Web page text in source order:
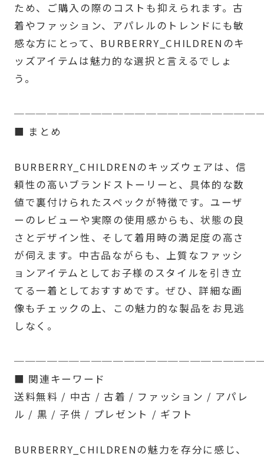
ため、ご購入の際のコストも抑えられます。古
着やファッション、アパレルのトレンドにも敏
感な方にとって、BURBERRY_CHILDRENのキ
ッズアイテムは魅力的な選択と言えるでしょ
う。
■ まとめ
BURBERRY_CHILDRENのキッズウェアは、信
頼性の高いブランドストーリーと、具体的な数
値で裏付けられたスペックが特徴です。ユーザ
ーのレビューや実際の使用感からも、状態の良
さとデザイン性、そして着用時の満足度の高さ
が伺えます。中古品ながらも、上質なファッシ
ョンアイテムとしてお子様のスタイルを引き立
てる一着としておすすめです。ぜひ、詳細な画
像もチェックの上、この魅力的な製品をお見逃
しなく。
■ 関連キーワード
送料無料 / 中古 / 古着 / ファッション / アパレ
ル / 黒 / 子供 / プレゼント / ギフト
BURBERRY_CHILDRENの魅力を存分に感じ、